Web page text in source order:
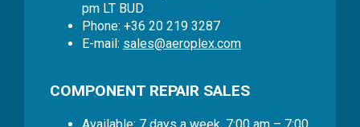
pm LT BUD
Phone: +36 20 219 3287
E-mail: sales@aeroplex.com
COMPONENT REPAIR SALES